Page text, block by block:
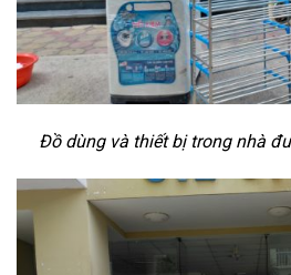
Đồ dùng và thiết bị trong nhà